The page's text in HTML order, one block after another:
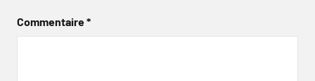
Commentaire*